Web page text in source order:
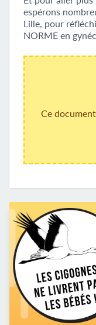
espérons
Lille, pour
NORME en
Ce document